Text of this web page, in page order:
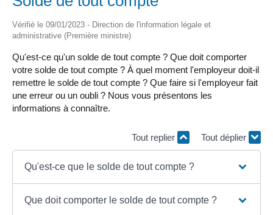
Vérifié le 09/01/2023 - Direction de l'information légale et
administrative (Première ministre)
Qu'est-ce qu'un solde de tout compte ? Que doit comporter
votre solde de tout compte ? À quel moment l'employeur doit-il
remettre le solde de tout compte ? Que faire si l'employeur fait
une erreur ou un oubli ? Nous vous présentons les
informations à connaître.
Tout replier Tout déplier
Qu'est-ce que le solde de tout compte ?
Que doit comporter le solde de tout compte ?